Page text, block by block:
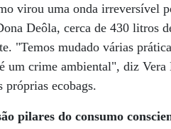
virou uma onda irreversível
Deôla, cerca de 430 litros
"Temos mudado várias
um crime ambiental", diz Vera
próprias ecobags.
pilares do consumo